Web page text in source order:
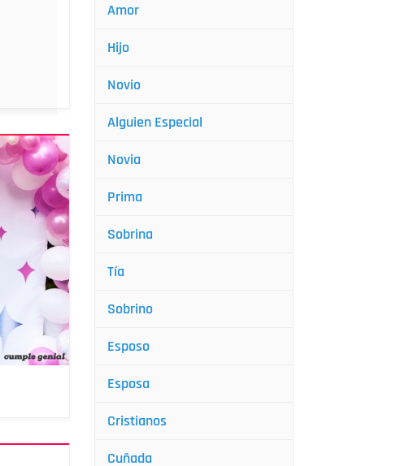
Amor
Hijo
Novio
Alguien Especial
Novia
Prima
Sobrina
Tía
Sobrino
Esposo
Esposa
Cristianos
Cuñada